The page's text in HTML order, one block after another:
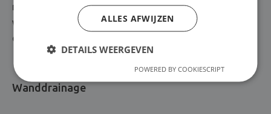
met je vochtprobleem. Boven op de noppenfolie brengen
we een betonvloer aan, die je kelderplaatje weer
compleet maakt.
Wanddrainage
ALLES AFWIJZEN
DETAILS WEERGEVEN
POWERED BY COOKIESCRIPT